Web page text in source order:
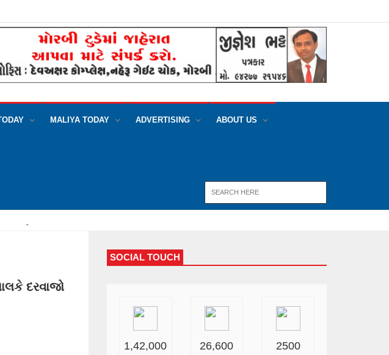
MALIYA TODAY ADVERTISING ABOUT US
લગાવ્યું બેનર
દરવાજો
SOCIAL TOUCH
1,42,000 26,600 2500